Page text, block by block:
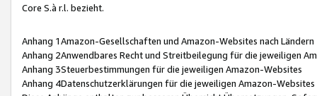
Core S.à r.l. bezieht.
Anhang 1Amazon-Gesellschaften und Amazon-Websites nach Ländern
Anhang 2Anwendbares Recht und Streitbeilegung für die jeweiligen
Anhang 3Steuerbestimmungen für die jeweiligen Amazon-Websites
Anhang 4Datenschutzerklärungen für die jeweiligen Amazon-Websites